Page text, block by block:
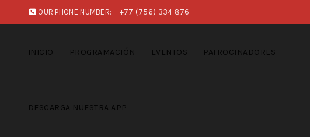
OUR PHONE NUMBER: +77 (756) 334 876
INICIO PROGRAMACIÓN EVENTOS PATROCINADORES
DESCARGA NUESTRA APP